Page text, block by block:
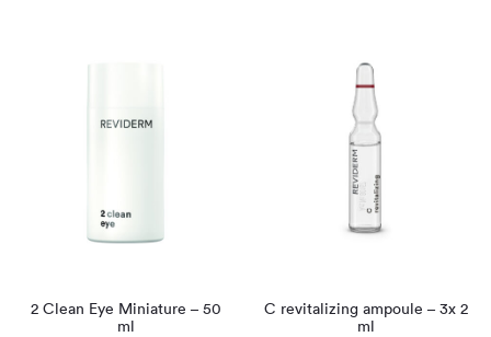
2 Clean Eye Miniature – 50
ml
C revitalizing ampoule – 3x 2
ml